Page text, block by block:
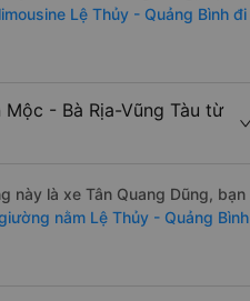
Lệ Thủy - Quảng Bình đi
- Bà Rịa-Vũng Tàu từ
này là xe Tân Quang Dũng, bạn
nằm Lệ Thủy - Quảng Bình